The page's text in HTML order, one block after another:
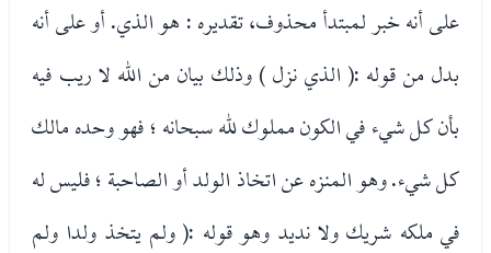
على أنه خبر لمبتدأ محذوف، تقديره : هو الذي. أو على أنه
بدل من قوله :( الذي نزل ) وذلك بيان من الله لا ريب فيه
بأن كل شيء في الكون مملوك لله سبحانه ؛ فهو وحده مالك
كل شيء. وهو المنزه عن اتخاذ الولد أو الصاحبة ؛ فليس له
في ملكه شريك ولا نديد وهو قوله :( ولم يتخذ ولدا ولم